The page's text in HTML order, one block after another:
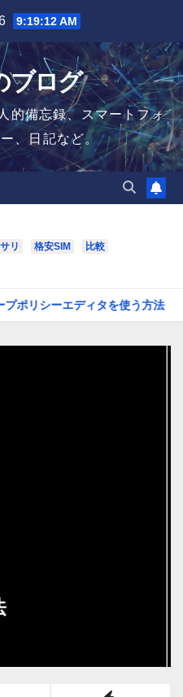
9:19:13 AM
ブログ
的備忘録、スマートフォ
、日記など。
リ 格安SIM 比較
ディタを使う方法 玄箱に
でグループポ
う方法